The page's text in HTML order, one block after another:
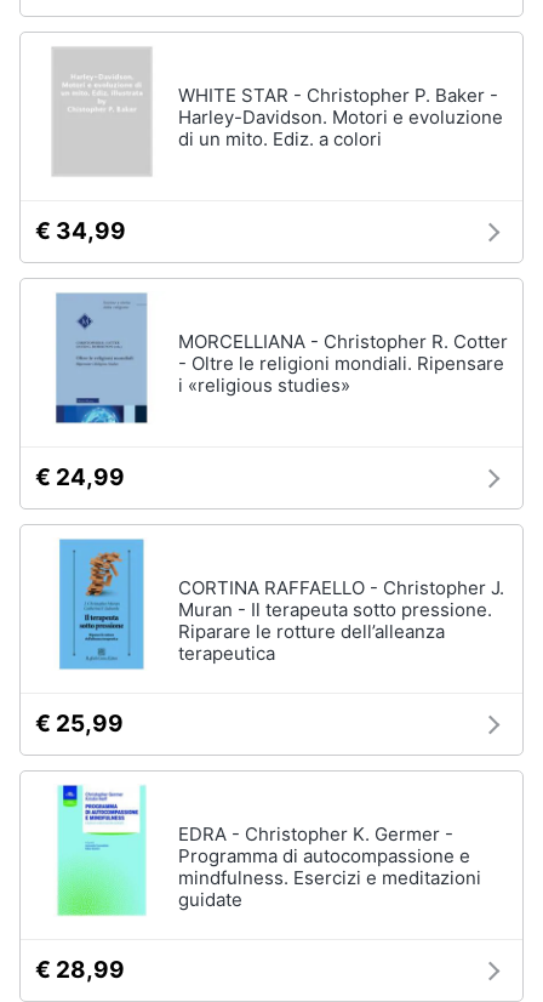
WHITE STAR - Christopher P. Baker -
Harley-Davidson. Motori e evoluzione
di un mito. Ediz. a colori
€ 34,99
MORCELLIANA - Christopher R. Cotter
- Oltre le religioni mondiali. Ripensare
i «religious studies»
€ 24,99
CORTINA RAFFAELLO - Christopher J.
Muran - Il terapeuta sotto pressione.
Riparare le rotture dell’alleanza
terapeutica
€ 25,99
EDRA - Christopher K. Germer -
Programma di autocompassione e
mindfulness. Esercizi e meditazioni
guidate
€ 28,99